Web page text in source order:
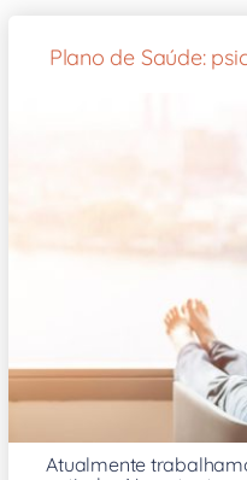
Plano de Saúde:
Atualmente